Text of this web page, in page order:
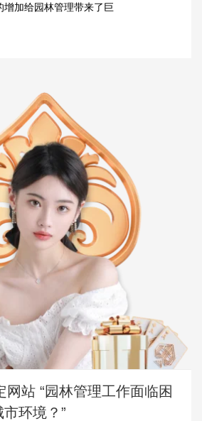
加给园林管理带来了巨
网站 “园林管理工作面临困
环境？”